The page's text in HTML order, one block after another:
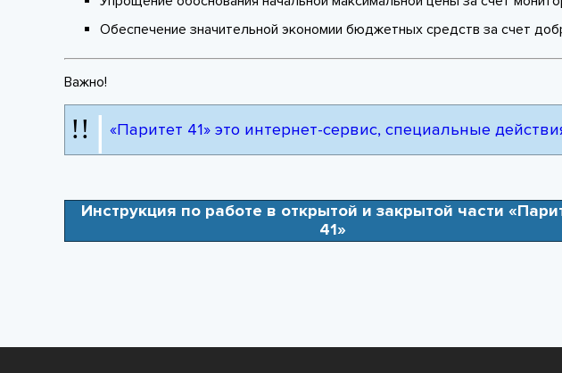
Обеспечение значительной экономии бюджетных средств за счет
Важно!
!! | «Паритет 41» это интернет-сервис, специальные
Инструкция по работе в открытой и закрытой части
41»